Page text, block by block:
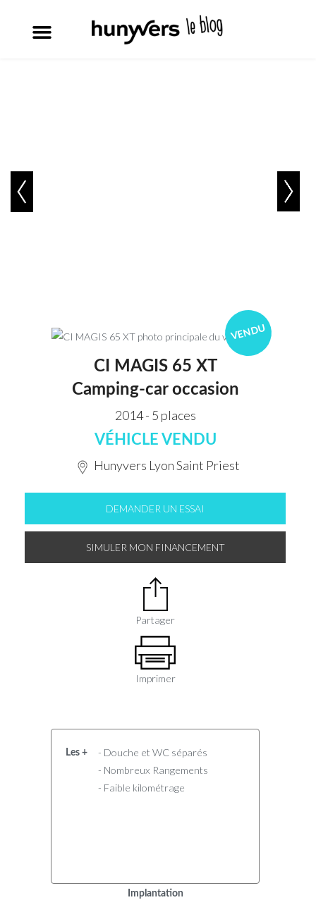
VENDU
CI MAGIS 65 XT
Camping-car occasion
2014 - 5 places
VÉHICLE VENDU
Hunyvers Lyon Saint Priest
DEMANDER UN ESSAI
SIMULER MON FINANCEMENT
Partager
Imprimer
Les +
- Douche et WC séparés
- Nombreux Rangements
- Faible kilométrage
Implantation